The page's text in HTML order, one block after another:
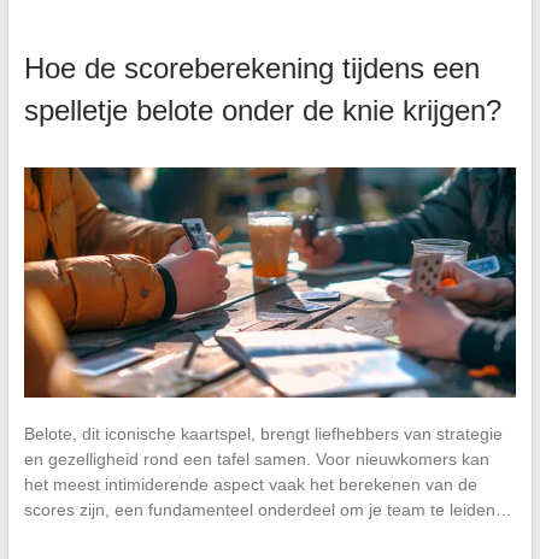
Hoe de scoreberekening tijdens een
spelletje belote onder de knie krijgen?
Belote, dit iconische kaartspel, brengt liefhebbers van strategie
en gezelligheid rond een tafel samen. Voor nieuwkomers kan
het meest intimiderende aspect vaak het berekenen van de
scores zijn, een fundamenteel onderdeel om je team te leiden…